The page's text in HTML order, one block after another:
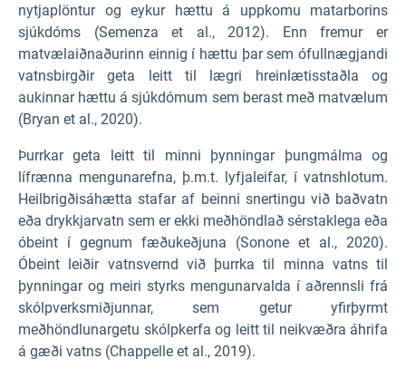
nytjaplöntur og eykur hættu á uppkomu matarborins
sjúkdóms (Semenza et al., 2012). Enn fremur er
matvælaiðnaðurinn einnig í hættu þar sem ófullnægjandi
vatnsbirgðir geta leitt til lægri hreinlætisstaðla og
aukinnar hættu á sjúkdómum sem berast með matvælum
(Bryan et al., 2020).
Þurrkar geta leitt til minni þynningar þungmálma og
lífrænna mengunarefna, þ.m.t. lyfjaleifar, í vatnshlotum.
Heilbrigðisáhætta stafar af beinni snertingu við baðvatn
eða drykkjarvatn sem er ekki meðhöndlað sérstaklega eða
óbeint í gegnum fæðukeðjuna (Sonone et al., 2020).
Óbeint leiðir vatnsvernd við þurrka til minna vatns til
þynningar og meiri styrks mengunarvalda í aðrennsli frá
skólpverksmiðjunnar, sem getur yfirþyrmt
meðhöndlunargetu skólpkerfa og leitt til neikvæðra áhrifa
á gæði vatns (Chappelle et al., 2019).